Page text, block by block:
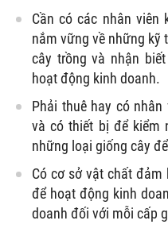
Cần có các nhân
nắm vững về những kỹ
cây trồng và nhận
hoạt động kinh doanh.
Phải thuê hay có
và có thiết bị để kiểm
những loại giống cây
Có cơ sở vật chất
để hoạt động kinh
doanh đối với mỗi cấp